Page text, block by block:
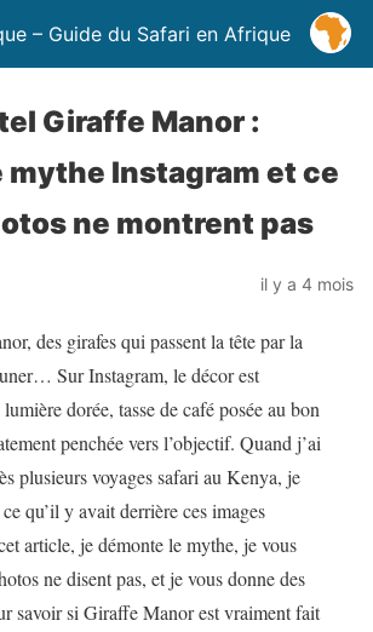
– Guide du Safari en Afrique
Giraffe Manor :
mythe Instagram et ce
ne montrent pas
il y a 4 mois
des girafes qui passent la tête par la
Sur Instagram, le décor est
dorée, tasse de café posée au bon
penchée vers l’objectif. Quand j’ai
plusieurs voyages safari au Kenya, je
qu’il y avait derrière ces images
article, je démonte le mythe, je vous
ne disent pas, et je vous donne des
savoir si Giraffe Manor est vraiment fait